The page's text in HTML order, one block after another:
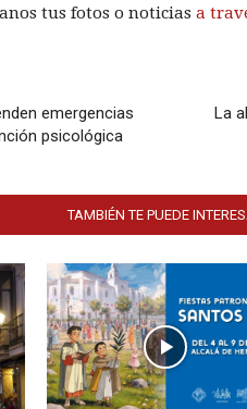
tus fotos o noticias a
emergencias
psicológica
La
TAMBIÉN TE PUEDE